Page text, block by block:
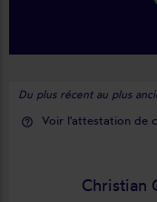
Du plus récent au plus
help_outline Voir l'attestation de
Christian